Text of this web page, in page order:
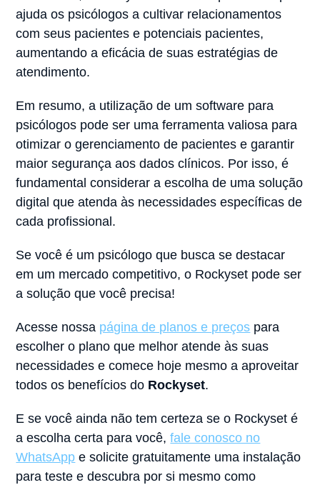
ajuda os psicólogos a cultivar relacionamentos
com seus pacientes e potenciais pacientes,
aumentando a eficácia de suas estratégias de
atendimento.
Em resumo, a utilização de um software para
psicólogos pode ser uma ferramenta valiosa para
otimizar o gerenciamento de pacientes e garantir
maior segurança aos dados clínicos. Por isso, é
fundamental considerar a escolha de uma solução
digital que atenda às necessidades específicas de
cada profissional.
Se você é um psicólogo que busca se destacar
em um mercado competitivo, o Rockyset pode ser
a solução que você precisa!
Acesse nossa página de planos e preços para
escolher o plano que melhor atende às suas
necessidades e comece hoje mesmo a aproveitar
todos os benefícios do Rockyset.
E se você ainda não tem certeza se o Rockyset é
a escolha certa para você,fale conosco no
WhatsApp e solicite gratuitamente uma instalação
para teste e descubra por si mesmo como